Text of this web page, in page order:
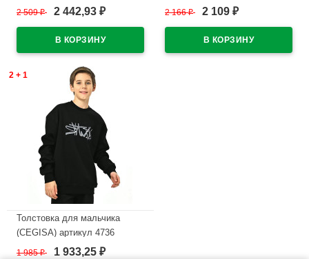
размерный ряд 36/140-40/152
2 509₽ 2 442,93 ₽
размерный ряд 42/158-46/170
2 166₽ 2 109 ₽
2 + 1
Толстовка для мальчика
(CEGISA) артикул 4736
размерный ряд 36/140-40/152
1 985₽ 1 933,25 ₽